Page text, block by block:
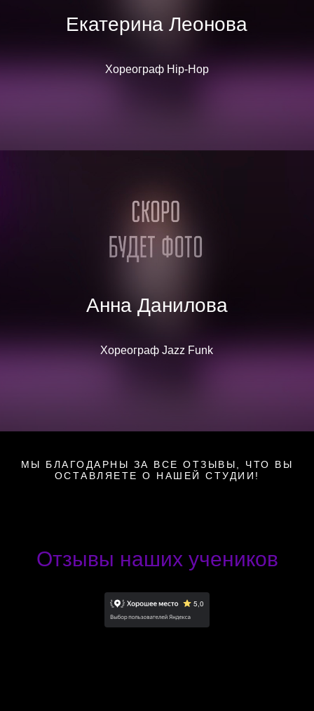
Екатерина Леонова
Хореограф Hip-Hop
Анна Данилова
Хореограф Jazz Funk
МЫ БЛАГОДАРНЫ ЗА ВСЕ ОТЗЫВЫ, ЧТО ВЫ
ОСТАВЛЯЕТЕ О НАШЕЙ СТУДИИ!
Отзывы наших учеников